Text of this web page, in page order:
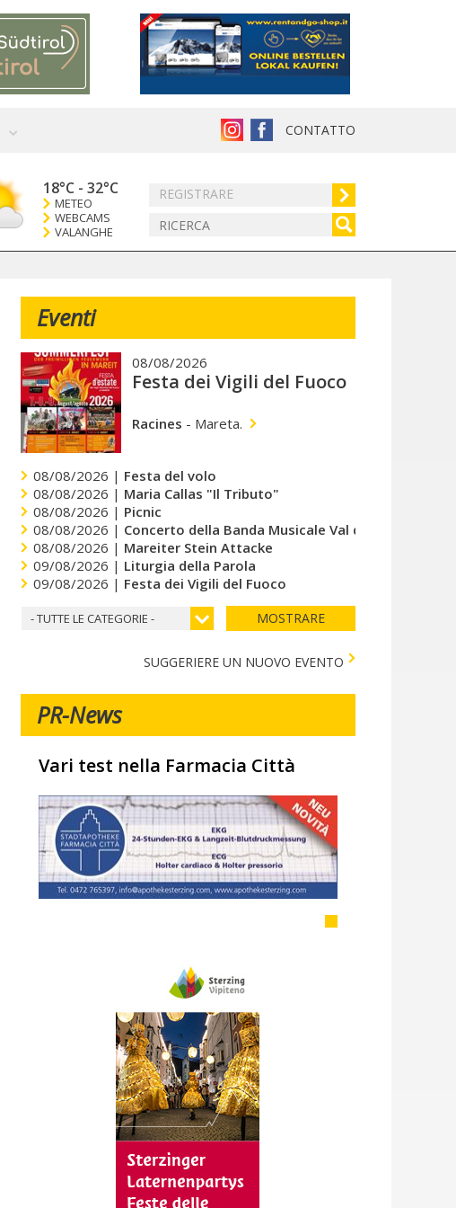
CONTATTO
REGISTRARE
18°C - 32°C
METEO
WEBCAMS
VALANGHE
Eventi
08/08/2026
Festa dei Vigili del Fuoco
Racines - Mareta.
08/08/2026 | Festa del volo
08/08/2026 | Maria Callas "Il Tributo"
08/08/2026 | Picnic
08/08/2026 | Concerto della Banda Musicale Val di Vizze
08/08/2026 | Mareiter Stein Attacke
09/08/2026 | Liturgia della Parola
09/08/2026 | Festa dei Vigili del Fuoco
- TUTTE LE CATEGORIE - MOSTRARE
SUGGERIERE UN NUOVO EVENTO
PR-News
Vari test nella Farmacia Città